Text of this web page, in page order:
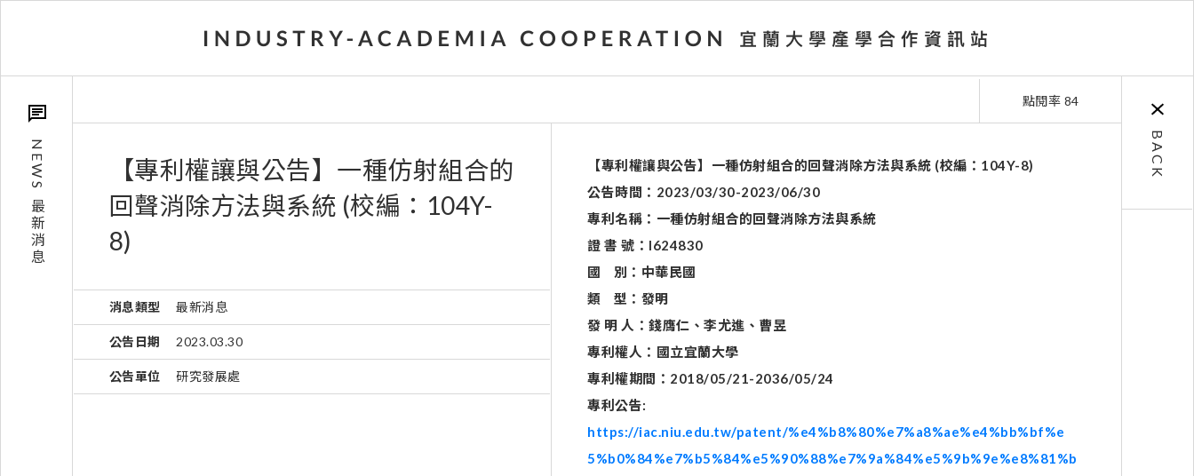
NEWS
最新消息
點閱率 84
【專利權讓與公告】一種仿射組合的
回聲消除方法與系統 (校編：104Y-
8)
消息類型 最新消息
公告日期 2023.03.30
公告單位 研究發展處
【專利權讓與公告】一種仿射組合的回聲消除方法與系統 (校編：104Y-8)
公告時間： 2023/03/30-2023/06/30
專利名稱：一種仿射組合的回聲消除方法與系統
證 書 號：I624830
國 別：中華民國
類 型：發明
發 明 人：錢膺仁 、李尤進 、 曹昱
專利權人：國立宜蘭大學
專利權期間：2018/05/21-2036/05/24
專利公告:
https://iac.niu.edu.tw/patent/%e4%b8%80%e7%a8%ae%e4%bb%bf%e
5%b0%84%e7%b5%84%e5%90%88%e7%9a%84%e5%9b%9e%e8%81%b
BACK